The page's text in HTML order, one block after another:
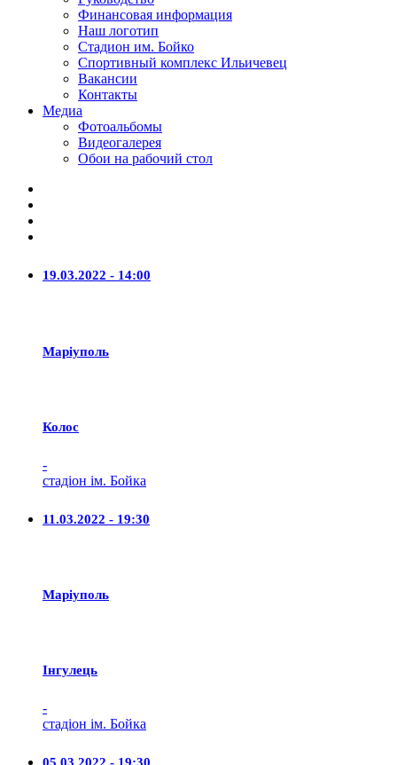
Финансовая информация
Наш логотип
Стадион им. Бойко
Спортивный комплекс Ильичевец
Вакансии
Контакты
Медиа
Фотоальбомы
Видеогалерея
Обои на рабочий стол
19.03.2022 - 14:00
Маріуполь
Колос
-
стадіон ім. Бойка
11.03.2022 - 19:30
Маріуполь
Iнгулець
-
стадіон ім. Бойка